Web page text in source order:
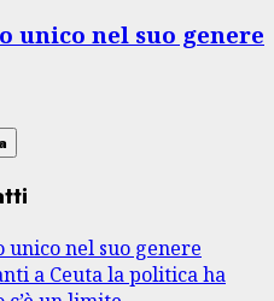
unico nel suo genere
unico nel suo genere
a Ceuta la politica ha